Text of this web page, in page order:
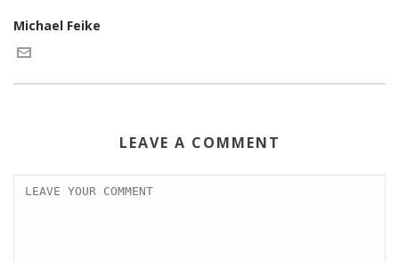
Michael Feike
LEAVE A COMMENT